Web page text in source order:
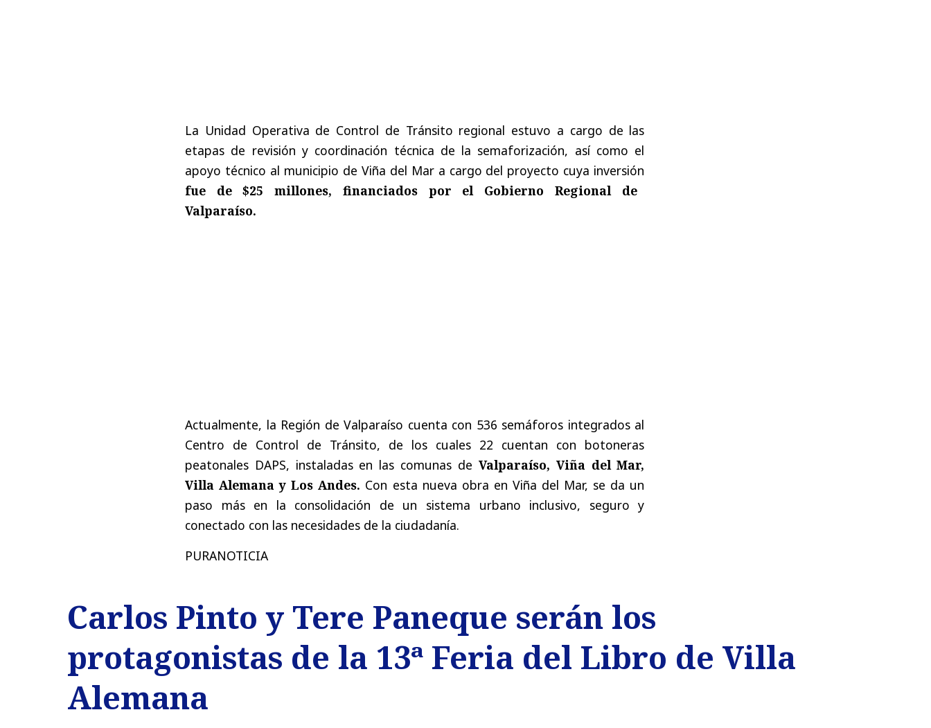
La Unidad Operativa de Control de Tránsito regional estuvo a cargo de las
etapas de revisión y coordinación técnica de la semaforización, así como el
apoyo técnico al municipio de Viña del Mar a cargo del proyecto cuya inversión
fue de $25 millones, financiados por el Gobierno Regional de
Valparaíso.
Actualmente, la Región de Valparaíso cuenta con 536 semáforos integrados al
Centro de Control de Tránsito, de los cuales 22 cuentan con botoneras
peatonales DAPS, instaladas en las comunas de Valparaíso, Viña del Mar,
Villa Alemana y Los Andes. Con esta nueva obra en Viña del Mar, se da un
paso más en la consolidación de un sistema urbano inclusivo, seguro y
conectado con las necesidades de la ciudadanía.
PURANOTICIA
Carlos Pinto y Tere Paneque serán los
protagonistas de la 13ª Feria del Libro de Villa
Alemana